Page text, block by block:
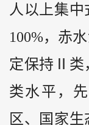
人以上集
100%，赤
定保持Ⅱ类
类水平，
区、国家